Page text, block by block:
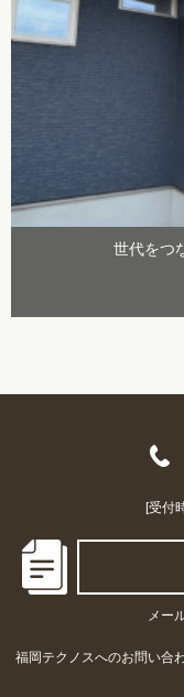
世代をつ
[受付
メー
福岡テクノスへのお問い合